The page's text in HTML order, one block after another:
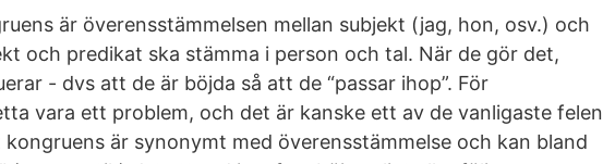
är överensstämmelsen mellan subjekt (jag, hon, osv.) och
och predikat ska stämma i person och tal. När de gör det,
- dvs att de är böjda så att de “passar ihop”. För
vara ett problem, och det är kanske ett av de vanligaste felen
är synonymt med överensstämmelse och kan bland